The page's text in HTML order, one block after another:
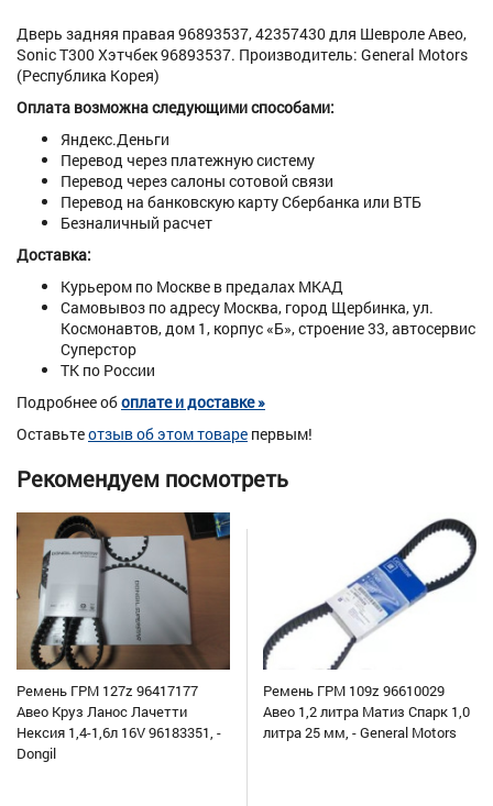
Дверь задняя правая 96893537, 42357430 для Шевроле Авео,
Sonic Т300 Хэтчбек 96893537. Производитель: General Motors
(Республика Корея)
Оплата возможна следующими способами:
Яндекс.Деньги
Перевод через платежную систему
Перевод через салоны сотовой связи
Перевод на банковскую карту Сбербанка или ВТБ
Безналичный расчет
Доставка:
Курьером по Москве в предалах МКАД
Самовывоз по адресу Москва, город Щербинка, ул.
Космонавтов, дом 1, корпус «Б», строение 33, автосервис
Суперстор
ТК по России
Подробнее обоплате и доставке »
Оставьтеотзыв об этом товаре первым!
Рекомендуем посмотреть
Ремень ГРМ 127z 96417177
Авео Круз Ланос Лачетти
Нексия 1,4-1,6л 16V 96183351, -
Dongil
Ремень ГРМ 109z 96610029
Авео 1,2 литра Матиз Спарк 1,0
литра 25 мм, - General Motors